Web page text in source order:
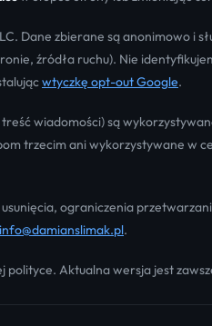
Dane zbierane są anonimowo i
źródła ruchu). Nie
wtyczkę opt-out Google.
wiadomości) są
trzecim ani wykorzystywane w
ograniczenia
info@damianslimak.pl.
Aktualna wersja jest